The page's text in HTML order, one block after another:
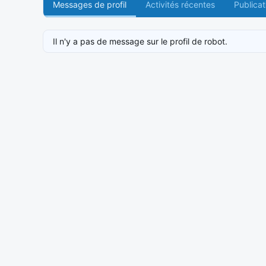
Messages de profil Activités récentes
Il n'y a pas de message sur le profil de robot.